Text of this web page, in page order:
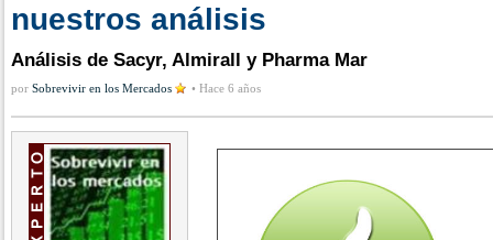
nuestros análisis
Análisis de Sacyr, Almirall y Pharma Mar
por Sobrevivir en los Mercados • Hace 6 años